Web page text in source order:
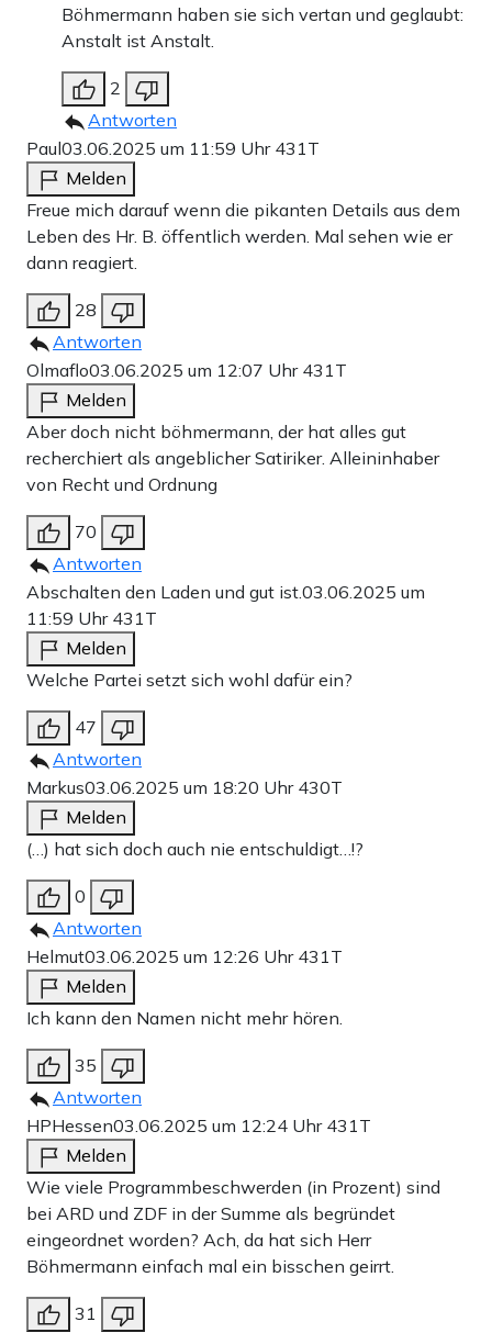
Böhmermann haben sie sich vertan und geglaubt:
Anstalt ist Anstalt.
2
Antworten
Paul03.06.2025 um 11:59 Uhr 431T
Melden
Freue mich darauf wenn die pikanten Details aus dem
Leben des Hr. B. öffentlich werden. Mal sehen wie er
dann reagiert.
28
Antworten
Olmaflo03.06.2025 um 12:07 Uhr 431T
Melden
Aber doch nicht böhmermann, der hat alles gut
recherchiert als angeblicher Satiriker. Alleininhaber
von Recht und Ordnung
70
Antworten
Abschalten den Laden und gut ist.03.06.2025 um
11:59 Uhr 431T
Melden
Welche Partei setzt sich wohl dafür ein?
47
Antworten
Markus03.06.2025 um 18:20 Uhr 430T
Melden
(…) hat sich doch auch nie entschuldigt…!?
0
Antworten
Helmut03.06.2025 um 12:26 Uhr 431T
Melden
Ich kann den Namen nicht mehr hören.
35
Antworten
HPHessen03.06.2025 um 12:24 Uhr 431T
Melden
Wie viele Programmbeschwerden (in Prozent) sind
bei ARD und ZDF in der Summe als begründet
eingeordnet worden? Ach, da hat sich Herr
Böhmermann einfach mal ein bisschen geirrt.
31